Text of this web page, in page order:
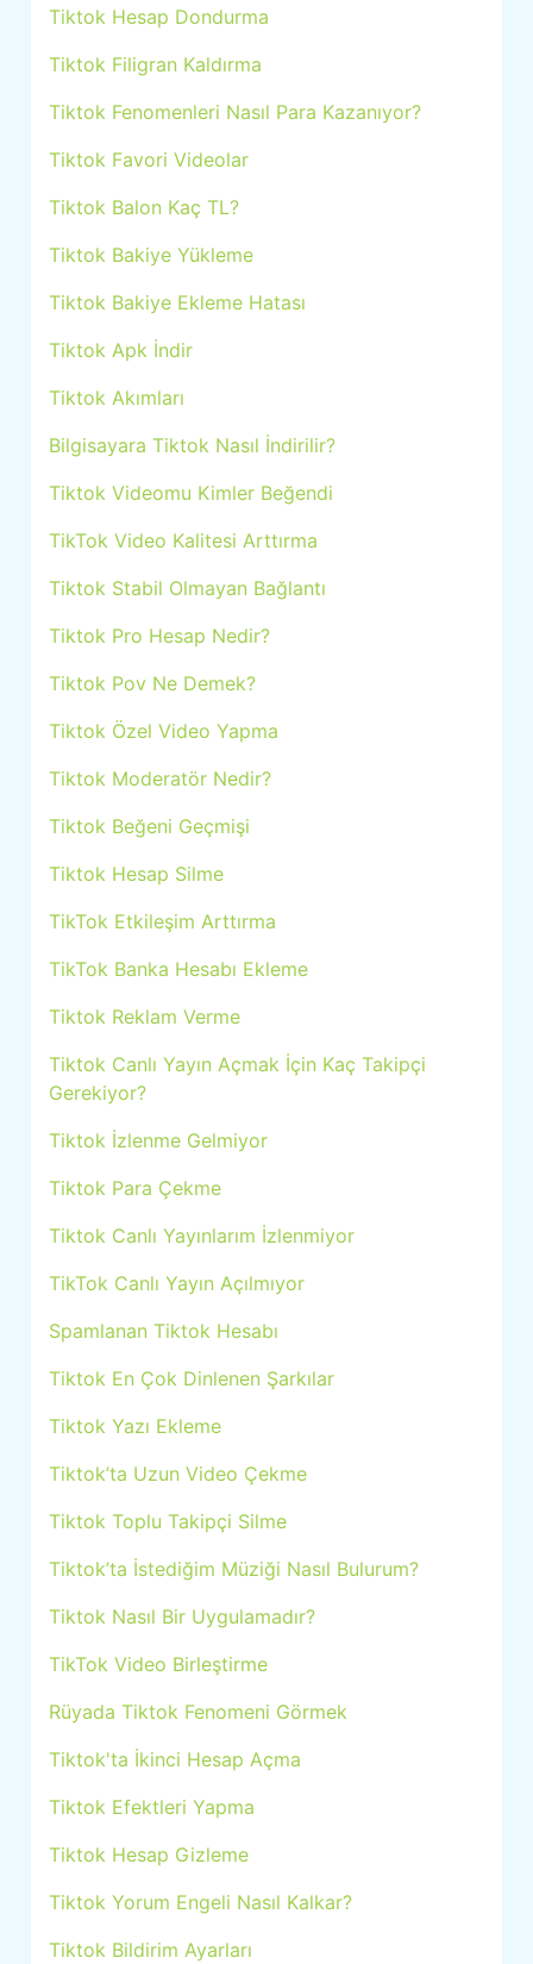
Tiktok Hesap Dondurma
Tiktok Filigran Kaldırma
Tiktok Fenomenleri Nasıl Para Kazanıyor?
Tiktok Favori Videolar
Tiktok Balon Kaç TL?
Tiktok Bakiye Yükleme
Tiktok Bakiye Ekleme Hatası
Tiktok Apk İndir
Tiktok Akımları
Bilgisayara Tiktok Nasıl İndirilir?
Tiktok Videomu Kimler Beğendi
TikTok Video Kalitesi Arttırma
Tiktok Stabil Olmayan Bağlantı
Tiktok Pro Hesap Nedir?
Tiktok Pov Ne Demek?
Tiktok Özel Video Yapma
Tiktok Moderatör Nedir?
Tiktok Beğeni Geçmişi
Tiktok Hesap Silme
TikTok Etkileşim Arttırma
TikTok Banka Hesabı Ekleme
Tiktok Reklam Verme
Tiktok Canlı Yayın Açmak İçin Kaç Takipçi
Gerekiyor?
Tiktok İzlenme Gelmiyor
Tiktok Para Çekme
Tiktok Canlı Yayınlarım İzlenmiyor
TikTok Canlı Yayın Açılmıyor
Spamlanan Tiktok Hesabı
Tiktok En Çok Dinlenen Şarkılar
Tiktok Yazı Ekleme
Tiktok’ta Uzun Video Çekme
Tiktok Toplu Takipçi Silme
Tiktok’ta İstediğim Müziği Nasıl Bulurum?
Tiktok Nasıl Bir Uygulamadır?
TikTok Video Birleştirme
Rüyada Tiktok Fenomeni Görmek
Tiktok'ta İkinci Hesap Açma
Tiktok Efektleri Yapma
Tiktok Hesap Gizleme
Tiktok Yorum Engeli Nasıl Kalkar?
Tiktok Bildirim Ayarları